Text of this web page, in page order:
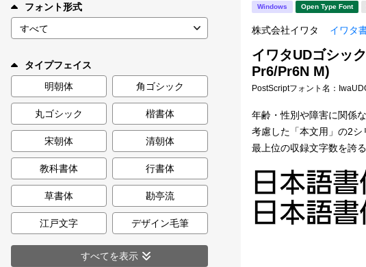
キャンペーン一覧
カート 0
マイページ
お気に入り
ご利用ガイド
フォント形式
タイプフェイス
明朝体
角ゴシック
丸ゴシック 楷書体
宋朝体 清朝体
教科書体 行書体
草書体 勘亭流
江戸文字 デザイン毛筆
すべてを表示
Windows Open Type Font
株式会社イワタ イワタ
イワタUDゴシッ
Pr6/Pr6N M)
PostScriptフォント名：
年齢・性別や障害に関係
考慮した「本文用」の2シ
最上位の収録文字数を誇